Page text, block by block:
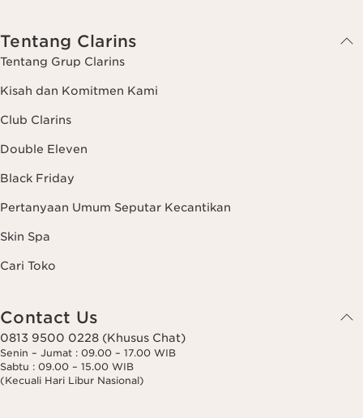
Tentang Clarins
Tentang Grup Clarins
Kisah dan Komitmen Kami
Club Clarins
Double Eleven
Black Friday
Pertanyaan Umum Seputar Kecantikan
Skin Spa
Cari Toko
Contact Us
0813 9500 0228 (Khusus Chat)
Senin – Jumat : 09.00 – 17.00 WIB
Sabtu : 09.00 – 15.00 WIB
(Kecuali Hari Libur Nasional)